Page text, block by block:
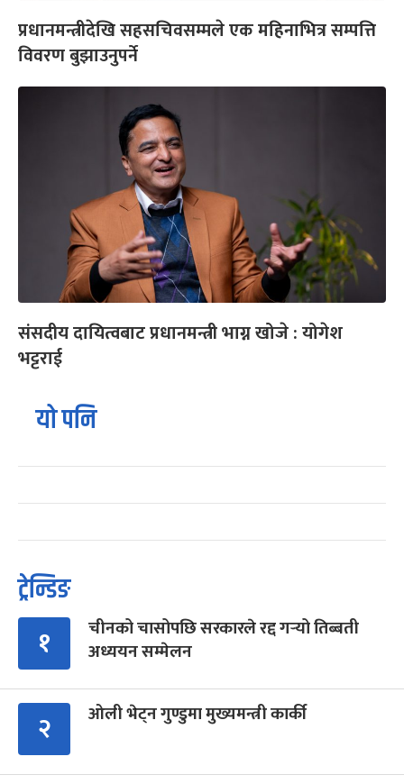
प्रधानमन्त्रीदेखि सहसचिवसम्मले एक महिनाभित्र सम्पत्ति
विवरण बुझाउनुपर्ने
संसदीय दायित्वबाट प्रधानमन्त्री भाग्न खोजे : योगेश
भट्टराई
यो पनि
ट्रेन्डिङ
१
चीनको चासोपछि सरकारले रद्द गर्‍यो तिब्बती
अध्ययन सम्मेलन
२ ओली भेट्न गुण्डुमा मुख्यमन्त्री कार्की